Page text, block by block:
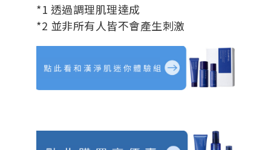
*1 透過調理肌理達成
*2 並非所有人皆不會產生刺激